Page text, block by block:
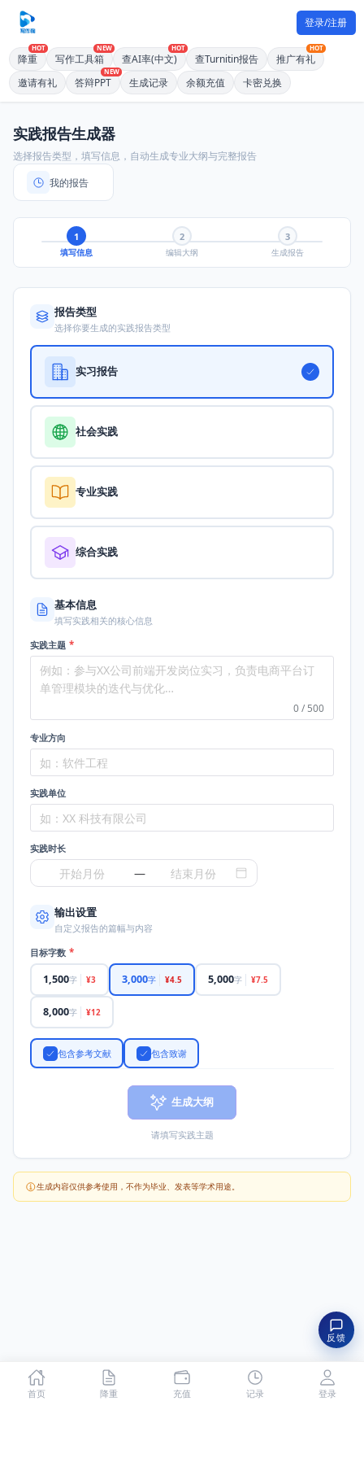
登录/注册
降重
HOT
写作工具箱
NEW
查AI率(中文)
HOT
查Turnitin报告 推广有礼
HOT
邀请有礼 答辩PPT
NEW
生成记录 余额充值 卡密兑换
实践报告生成器
选择报告类型，填写信息，自动生成专业大纲与完整报告
我的报告
1
填写信息
2
编辑大纲
3
生成报告
报告类型
选择你要生成的实践报告类型
实习报告
社会实践
专业实践
综合实践
基本信息
填写实践相关的核心信息
实践主题 *
例如：参与XX公司前端开发岗位实习，负责电商平台订
单管理模块的迭代与优化…
0 / 500
专业方向
如：软件工程
实践单位
如：XX 科技有限公司
实践时长
开始月份 — 结束月份
输出设置
自定义报告的篇幅与内容
目标字数 *
1,500字 ¥3 3,000字 ¥4.5 5,000字 ¥7.5
8,000字 ¥12
包含参考文献 包含致谢
生成大纲
请填写实践主题
生成内容仅供参考使用，不作为毕业、发表等学术用途。
反馈
首页 降重 充值 记录 登录